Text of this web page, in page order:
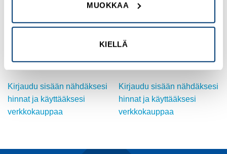
MUOKKAA
KIELLÄ
MUUT
Kirjaudu sisään nähdäksesi
hinnat ja käyttääksesi
verkkokauppaa
PILZ
2n/o t
Kirjaudu sisään nähdäksesi
hinnat ja käyttääksesi
verkkokauppaa